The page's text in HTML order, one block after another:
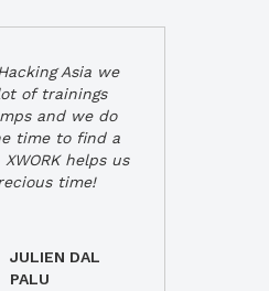
Asia we
of trainings
and we do
time to find a
helps us
time!
JULIEN DAL
PALU